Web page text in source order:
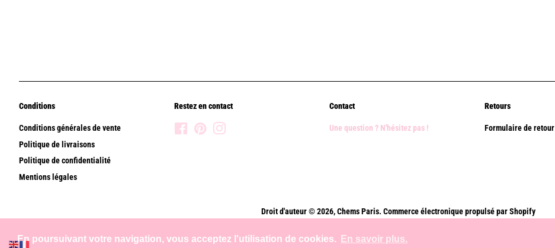
En poursuivant votre navigation, vous acceptez l'utilisation de cookies. En savoir plus.
Conditions
Conditions générales de vente
Politique de livraisons
Politique de confidentialité
Mentions légales
Restez en contact
FacebookPinterest
Contact
Une question ? N'hésitez pas !
Retours
Formulaire de retour
Droit d'auteur © 2026,Chems Paris. Commerce électronique propulsé par Shopify